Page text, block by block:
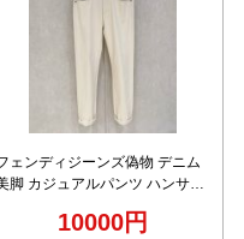
ェンディジーンズ偽物 デニム
脚 カジュアルパンツ ハンサム
10000円